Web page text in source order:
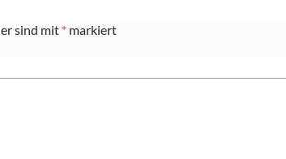
sind mit * markiert